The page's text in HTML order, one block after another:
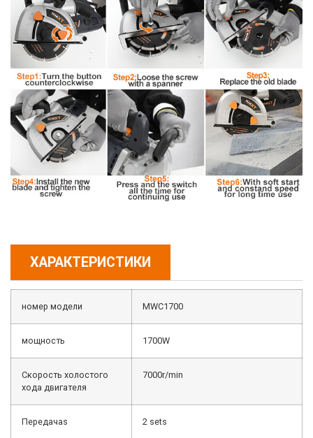
ХАРАКТЕРИСТИКИ
номер модели MWC1700
мощность 1700W
Скорость холостого
хода двигателя
7000r/min
Передачаs 2 sets